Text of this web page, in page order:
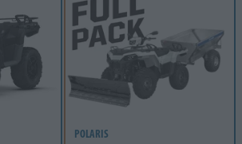
POLARIS